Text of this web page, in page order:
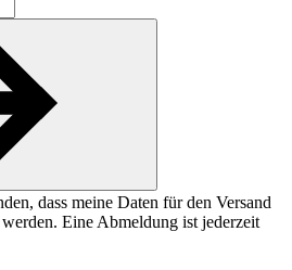
dass meine Daten für den Versand
Eine Abmeldung ist jederzeit